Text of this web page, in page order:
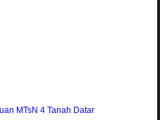
MTsN 4 Tanah Datar